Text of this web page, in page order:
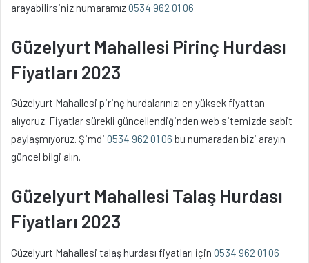
arayabilirsiniz numaramız0534 962 01 06
Güzelyurt Mahallesi Pirinç Hurdası
Fiyatları 2023
Güzelyurt Mahallesi pirinç hurdalarınızı en yüksek fiyattan
alıyoruz. Fiyatlar sürekli güncellendiğinden web sitemizde sabit
paylaşmıyoruz. Şimdi 0534 962 01 06 bu numaradan bizi arayın
güncel bilgi alın.
Güzelyurt Mahallesi Talaş Hurdası
Fiyatları 2023
Güzelyurt Mahallesi talaş hurdası fiyatları için 0534 962 01 06